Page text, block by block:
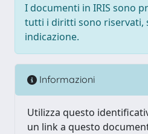
I documenti in IRIS sono
tutti i diritti sono riservati,
indicazione.
Informazioni
Utilizza questo
un link a questo